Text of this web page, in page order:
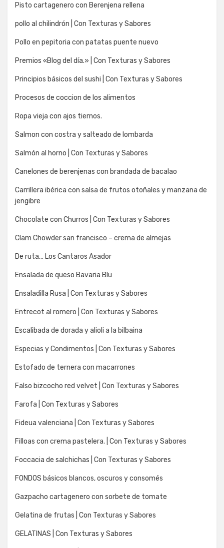
Pisto cartagenero con Berenjena rellena
pollo al chilindrón | Con Texturas y Sabores
Pollo en pepitoria con patatas puente nuevo
Premios «Blog del día.» | Con Texturas y Sabores
Principios básicos del sushi | Con Texturas y Sabores
Procesos de coccion de los alimentos
Ropa vieja con ajos tiernos.
Salmon con costra y salteado de lombarda
Salmón al horno | Con Texturas y Sabores
Canelones de berenjenas con brandada de bacalao
Carrillera ibérica con salsa de frutos otoñales y manzana de
jengibre
Chocolate con Churros | Con Texturas y Sabores
Clam Chowder san francisco – crema de almejas
De ruta… Los Cantaros Asador
Ensalada de queso Bavaria Blu
Ensaladilla Rusa | Con Texturas y Sabores
Entrecot al romero | Con Texturas y Sabores
Escalibada de dorada y alioli a la bilbaina
Especias y Condimentos | Con Texturas y Sabores
Estofado de ternera con macarrones
Falso bizcocho red velvet | Con Texturas y Sabores
Farofa | Con Texturas y Sabores
Fideua valenciana | Con Texturas y Sabores
Filloas con crema pastelera. | Con Texturas y Sabores
Foccacia de salchichas | Con Texturas y Sabores
FONDOS básicos blancos, oscuros y consomés
Gazpacho cartagenero con sorbete de tomate
Gelatina de frutas | Con Texturas y Sabores
GELATINAS | Con Texturas y Sabores